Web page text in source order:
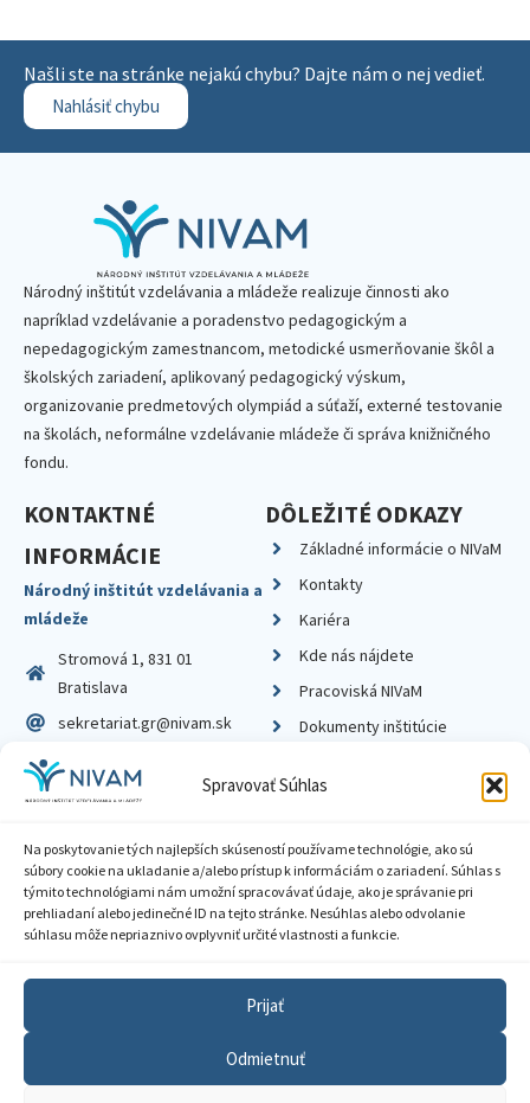
Spravovať Súhlas
Na poskytovanie tých najlepších skúseností používame technológie, ako sú
súbory cookie na ukladanie a/alebo prístup k informáciám o zariadení. Súhlas s
týmito technológiami nám umožní spracovávať údaje, ako je správanie pri
prehliadaní alebo jedinečné ID na tejto stránke. Nesúhlas alebo odvolanie
súhlasu môže nepriaznivo ovplyvniť určité vlastnosti a funkcie.
Prijať
Odmietnuť
Našli ste na stránke nejakú chybu? Dajte nám o nej vedieť.
Nahlásiť chybu
Národný inštitút vzdelávania a mládeže realizuje činnosti ako
napríklad vzdelávanie a poradenstvo pedagogickým a
nepedagogickým zamestnancom, metodické usmerňovanie škôl a
školských zariadení, aplikovaný pedagogický výskum,
organizovanie predmetových olympiád a súťaží, externé testovanie
na školách, neformálne vzdelávanie mládeže či správa knižničného
fondu.
KONTAKTNÉ
INFORMÁCIE
Národný inštitút vzdelávania a
mládeže
Stromová 1, 831 01
Bratislava
sekretariat.gr@nivam.sk
IČO: 00164348
DIČ: 2020798714
DÔLEŽITÉ ODKAZY
Základné informácie o NIVaM
Kontakty
Kariéra
Kde nás nájdete
Pracoviská NIVaM
Dokumenty inštitúcie
Zásady ochrany súkromia
Sprístupnenie informácií
Nastavenia cookies